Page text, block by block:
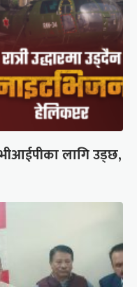
लागि उड्छ,